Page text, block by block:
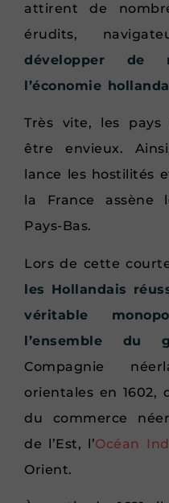
attirent de
érudits,
développer de
l’économie
Très vite, les pays
être envieux.
lance les hostilités
la France
Pays-Bas.
Lors de cette
les Hollandais
véritable
l’ensemble du
Compagnie
orientales en 1602,
du commerce
de l’Est, l’Océan
Orient.